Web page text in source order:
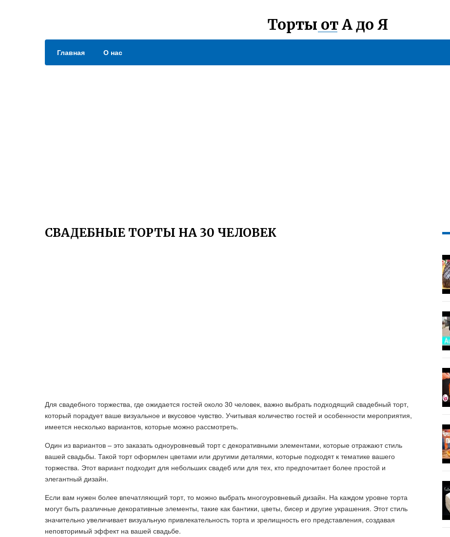
Торты от А до Я
Главная О нас
СВАДЕБНЫЕ ТОРТЫ НА 30 ЧЕЛОВЕК
Для свадебного торжества, где ожидается гостей около 30 человек, важно выбрать подходящий свадебный торт,
который порадует ваше визуальное и вкусовое чувство. Учитывая количество гостей и особенности мероприятия,
имеется несколько вариантов, которые можно рассмотреть.
Один из вариантов – это заказать одноуровневый торт с декоративными элементами, которые отражают стиль
вашей свадьбы. Такой торт оформлен цветами или другими деталями, которые подходят к тематике вашего
торжества. Этот вариант подходит для небольших свадеб или для тех, кто предпочитает более простой и
элегантный дизайн.
Если вам нужен более впечатляющий торт, то можно выбрать многоуровневый дизайн. На каждом уровне торта
могут быть различные декоративные элементы, такие как бантики, цветы, бисер и другие украшения. Этот стиль
значительно увеличивает визуальную привлекательность торта и зрелищность его представления, создавая
неповторимый эффект на вашей свадьбе.